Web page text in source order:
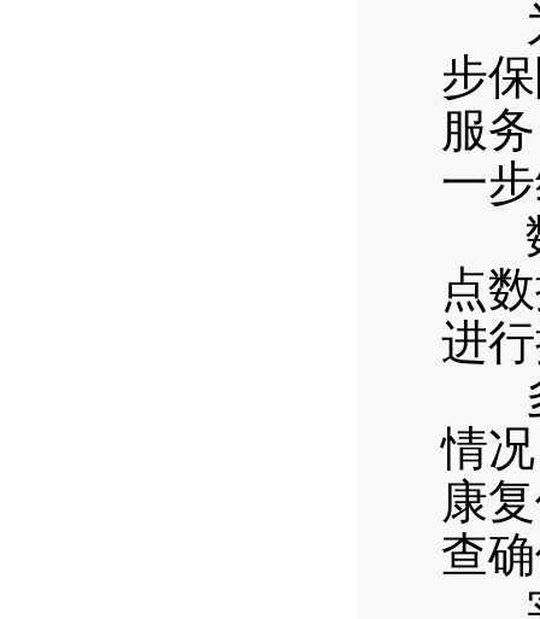
为
步
服
一
数
点
进
多
情
康
查
实